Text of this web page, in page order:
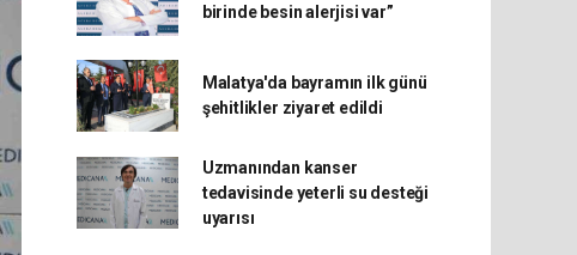
birinde besin alerjisi var”
Malatya'da bayramın ilk günü
şehitlikler ziyaret edildi
Uzmanından kanser
tedavisinde yeterli su desteği
uyarısı